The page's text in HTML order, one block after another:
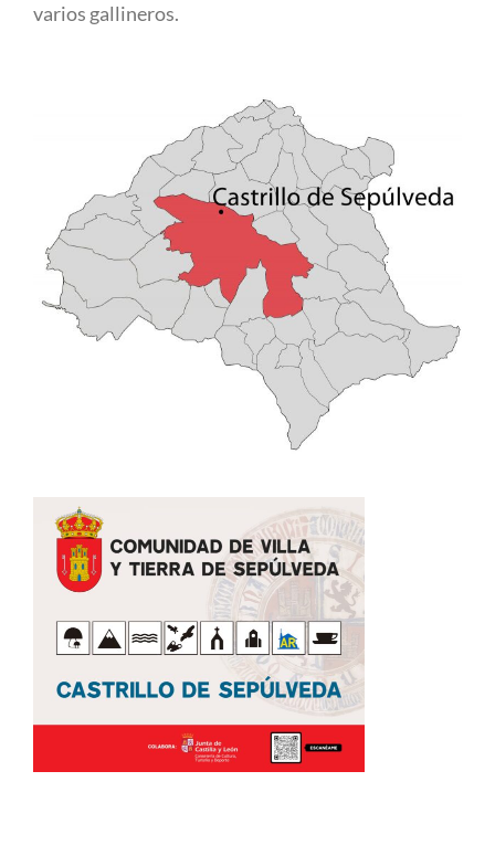
varios gallineros.